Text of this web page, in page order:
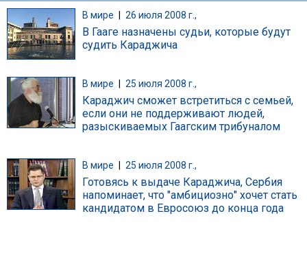
В мире | 26 июля 2008 г.,
В Гааге назначены судьи, которые будут
судить Караджича
В мире 25 июля 2008 г.,
Караджич сможет встретиться с семьей,
если они не поддерживают людей,
разыскиваемых Гаагским трибуналом
В мире 25 июля 2008 г.,
Готовясь к выдаче Караджича, Сербия
напоминает, что "амбициозно" хочет cтать
кандидатом в Евросоюз до конца года